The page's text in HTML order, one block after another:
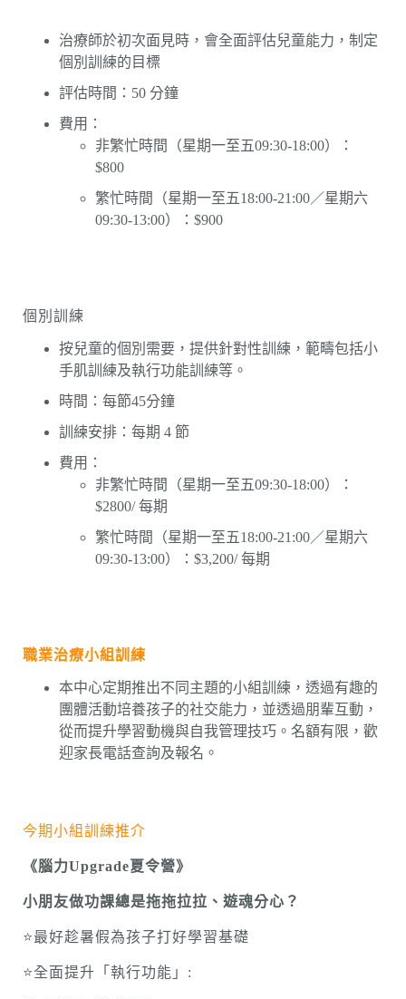
治療師於初次面見時，會全面評估兒童能力，制定
個別訓練的目標
評估時間：50 分鐘
費用：
非繁忙時間（星期一至五09:30-18:00）：
$800
繁忙時間（星期一至五18:00-21:00／星期六
09:30-13:00）：$900
個別訓練
按兒童的個別需要，提供針對性訓練，範疇包括小
手肌訓練及執行功能訓練等。
時間：每節45分鐘
訓練安排：每期 4 節
費用：
非繁忙時間（星期一至五09:30-18:00）：
$2800/ 每期
繁忙時間（星期一至五18:00-21:00／星期六
09:30-13:00）：$3,200/ 每期
職業治療小組訓練
本中心定期推出不同主題的小組訓練，透過有趣的
團體活動培養孩子的社交能力，並透過朋輩互動，
從而提升學習動機與自我管理技巧。名額有限，歡
迎家長電話查詢及報名。
今期小組訓練推介
《腦力Upgrade夏令營》
小朋友做功課總是拖拖拉拉、遊魂分心？
⭐️最好趁暑假為孩子打好學習基礎
⭐️全面提升「執行功能」: